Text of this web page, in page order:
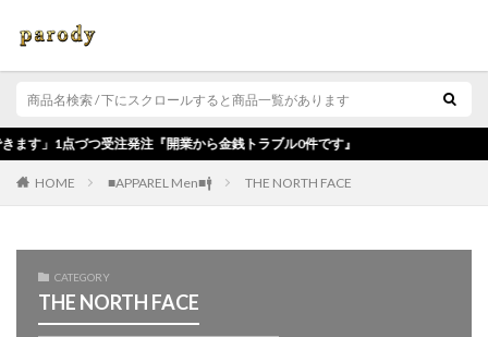
発注『開業から金銭トラブル0件です』
HOME ■APPAREL Men■🚹 THE NORTH FACE
CATEGORY
THE NORTH FACE